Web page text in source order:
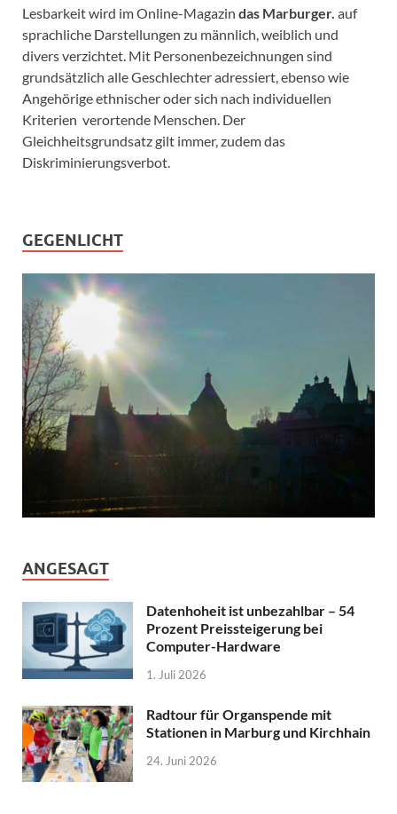
Lesbarkeit wird im Online-Magazin das Marburger. auf
sprachliche Darstellungen zu männlich, weiblich und
divers verzichtet. Mit Personenbezeichnungen sind
grundsätzlich alle Geschlechter adressiert, ebenso wie
Angehörige ethnischer oder sich nach individuellen
Kriterien verortende Menschen. Der
Gleichheitsgrundsatz gilt immer, zudem das
Diskriminierungsverbot.
GEGENLICHT
ANGESAGT
Datenhoheit ist unbezahlbar – 54
Prozent Preissteigerung bei
Computer-Hardware
1. Juli 2026
Radtour für Organspende mit
Stationen in Marburg und Kirchhain
24. Juni 2026